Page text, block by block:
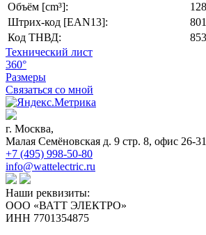
Объём [cm³]:
128
Штрих-код [EAN13]:
Код ТНВД:
Технический лист
360°
Размеры
Связаться со мной
г. Москва,
Малая Семёновская д. 9 стр. 8, офис 26-31
+7 (495) 998-50-80
info@wattelectric.ru
Наши реквизиты:
ООО «ВАТТ ЭЛЕКТРО»
ИНН 7701354875